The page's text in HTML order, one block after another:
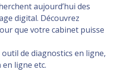
aujourd’hui des
digital. Découvrez
que votre cabinet puisse
de diagnostics en ligne,
ligne etc.